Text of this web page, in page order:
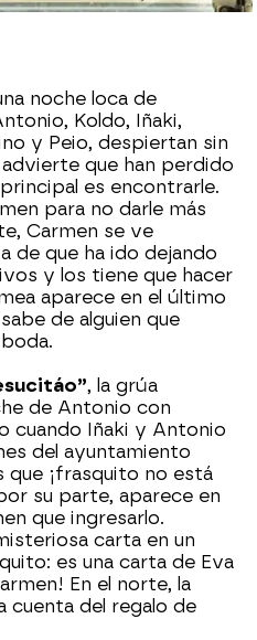
noche loca de
Koldo, Iñaki,
y Peio, despiertan sin
que han perdido
es encontrarle.
para no darle más
Carmen se ve
de que ha ido dejando
y los tiene que hacer
aparece en el último
de alguien que
, la grúa
de Antonio con
cuando Iñaki y Antonio
del ayuntamiento
¡frasquito no está
su parte, aparece en
que ingresarlo.
carta en un
es una carta de Eva
En el norte, la
cuenta del regalo de